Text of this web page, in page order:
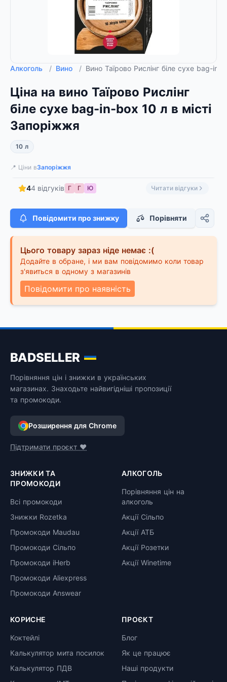
Алкоголь / Вино / Вино Таїрово Рислiнг біле сухе bag-in-
Ціна на вино Таїрово Рислiнг
біле сухе bag-in-box 10 л в місті
Запоріжжя
10 л
📍 Ціни вЗапоріжжя
44 відгуків Г Г Ю Читати відгуки
Повідомити про знижку Порівняти
Цього товару зараз ніде немає :(
Додайте в обране, і ми вам повідомимо коли товар
з'явиться в одному з магазинів
Повідомити про наявність
BADSELLER
Порівняння цін і знижки в українських
магазинах. Знаходьте найвигідніші пропозиції
та промокоди.
Розширення для Chrome
Підтримати проєкт ❤️
ЗНИЖКИ ТА
ПРОМОКОДИ
Всі промокоди
Знижки Rozetka
Промокоди Maudau
Промокоди Сільпо
Промокоди iHerb
Промокоди Aliexpress
Промокоди Answear
АЛКОГОЛЬ
Порівняння цін на
алкоголь
Акції Сільпо
Акції АТБ
Акції Розетки
Акції Winetime
КОРИСНЕ
Коктейлі
Калькулятор мита посилок
Калькулятор ПДВ
ПРОЄКТ
Блог
Як це працює
Наші продукти